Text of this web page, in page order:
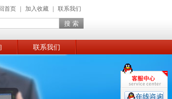
首页 加入收藏 联系我们
联系我们